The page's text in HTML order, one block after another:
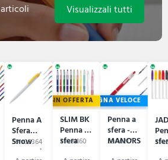
articoli Visualizzali tutti
Penna A
Sfera
Snow
Leopard
59N09364
IN OFFERTA
SLIM BK
Penna a
sfera
59L81160
CONSEGNA VELOCE
Penna a
sfera -
MANORS
59A6217